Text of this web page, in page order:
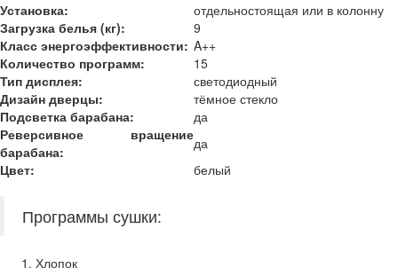
Установка:
отдельностоящая или в колонну
Загрузка белья (кг):
9
Класс энергоэффективности: A++
Количество программ:
15
Тип дисплея:
светодиодный
Дизайн дверцы:
тёмное стекло
Подсветка барабана:
да
Реверсивное вращение
барабана:
да
Цвет:
белый
Программы сушки:
Хлопок